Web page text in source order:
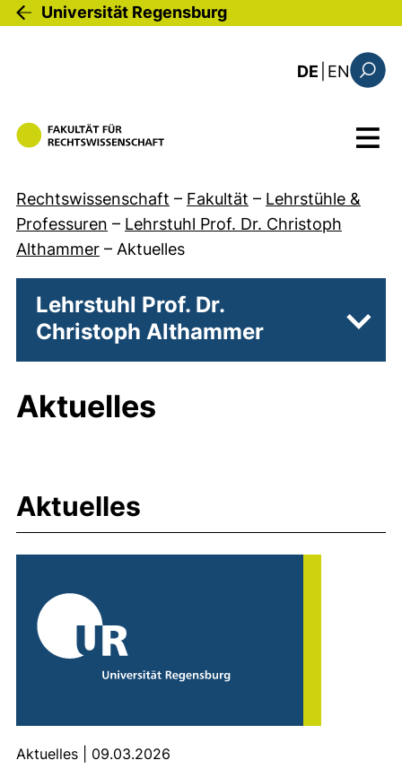
Direkt zum Inhalt
Universität Regensburg
DE EN: this
Menü
Rechtswissenschaft – Fakultät – Lehrstühle &
Professuren – Lehrstuhl Prof. Dr. Christoph
Althammer – Aktuelles
Lehrstuhl Prof. Dr.
Christoph Althammer
Aktuelles
Aktuelles
Aktuelles 09.03.2026